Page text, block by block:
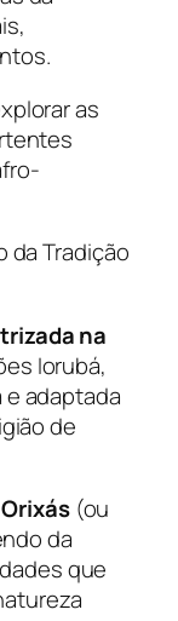
as
da Tradição
na
Iorubá,
e adaptada
de
Orixás(ou
da
que